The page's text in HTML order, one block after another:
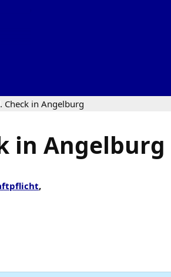
Check in Angelburg
in Angelburg
,